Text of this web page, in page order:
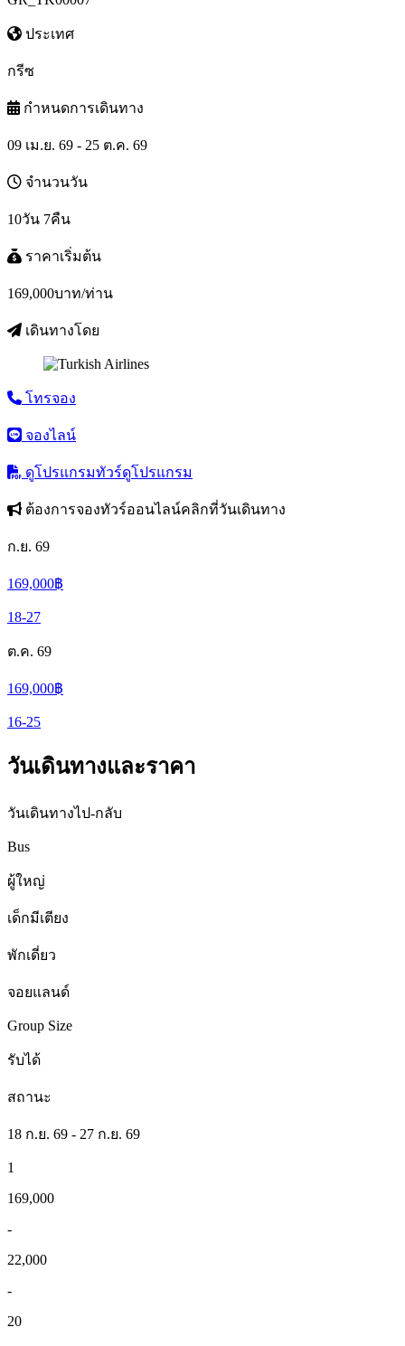
ประเทศ
กรีซ
กำหนดการเดินทาง
09 เม.ย. 69 - 25 ต.ค. 69
จำนวนวัน
10วัน 7คืน
ราคาเริ่มต้น
169,000บาท/ท่าน
เดินทางโดย
โทรจอง
จองไลน์
ดูโปรแกรมทัวร์ดูโปรแกรม
ต้องการจองทัวร์ออนไลน์คลิกที่วันเดินทาง
ก.ย. 69
169,000฿
18-27
ต.ค. 69
169,000฿
16-25
วันเดินทางและราคา
วันเดินทางไป-กลับ
Bus
ผู้ใหญ่
เด็กมีเตียง
พักเดี่ยว
จอยแลนด์
Group Size
รับได้
สถานะ
18 ก.ย. 69 - 27 ก.ย. 69
1
169,000
-
22,000
-
20